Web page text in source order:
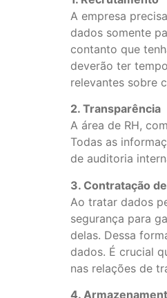
A empresa
dados somente
contanto que
deverão ter
relevantes sobre
2. Transparência
A área de RH,
Todas as
de auditoria
3. Contratação
Ao tratar dados
segurança para
delas. Dessa
dados. É crucial
nas relações de
4.